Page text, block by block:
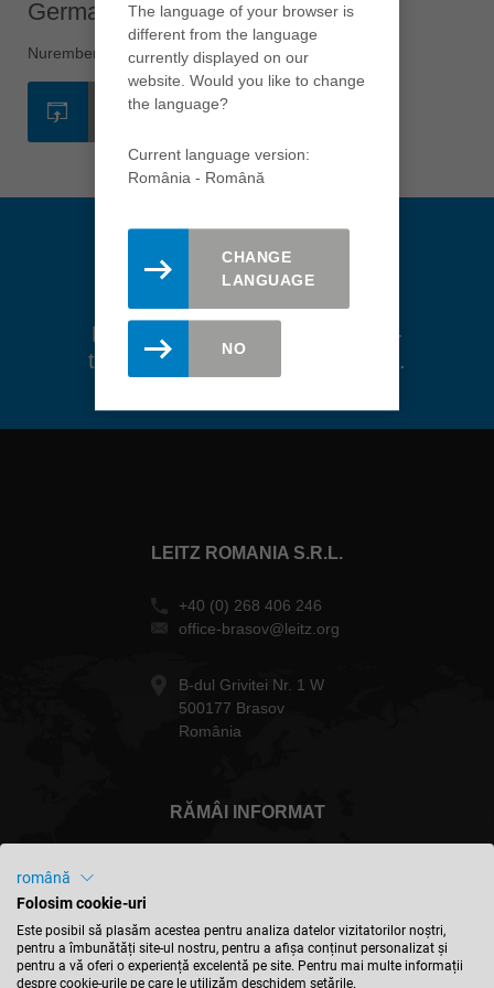
Việt Nam
tiếng việt
中国
ประเทศไทย
Україна
yкраїнська
Germania - Nuremberg
Nuremberg
SITE-UL WEB
Rămâi actualizat. Inregistreaza-
te aici pentru newsletter-ul Leitz.
LEITZ ROMANIA S.R.L.
+40 (0) 268 406 246
office-brasov@leitz.org
B-dul Grivitei Nr. 1 W
500177 Brasov
România
RĂMÂI INFORMAT
România - Română
The language of your browser is
different from the language
currently displayed on our
website. Would you like to change
the language?
Current language version:
România - Română
CHANGE
LANGUAGE
NO
română
Folosim cookie-uri
Este posibil să plasăm acestea pentru analiza datelor vizitatorilor noștri,
pentru a îmbunătăți site-ul nostru, pentru a afișa conținut personalizat și
pentru a vă oferi o experiență excelentă pe site. Pentru mai multe informații
despre cookie-urile pe care le utilizăm deschidem setările.